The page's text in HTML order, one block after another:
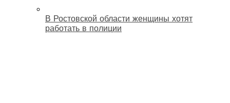
В Ростовской области женщины хотят
работать в полиции